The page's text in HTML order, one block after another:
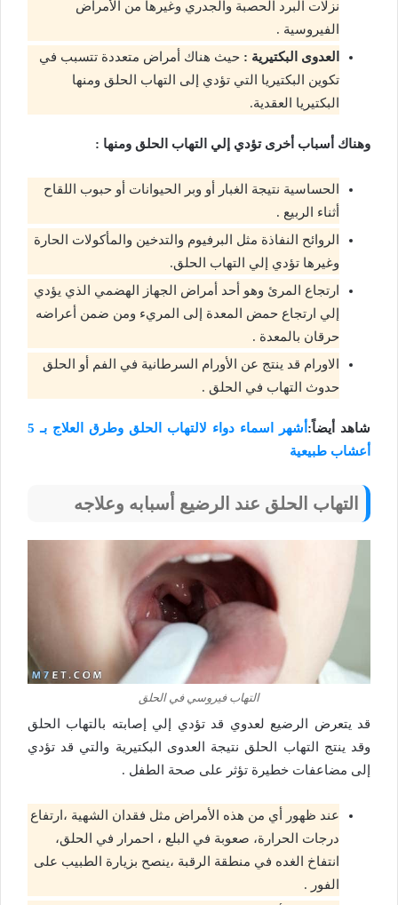
نزلات البرد الحصبة والجدري وغيرها من الأمراض
الفيروسية .
العدوى البكتيرية : حيث هناك أمراض متعددة تتسبب في
تكوين البكتيريا التي تؤدي إلى التهاب الحلق ومنها
البكتيريا العقدية.
وهناك أسباب أخرى تؤدي إلي التهاب الحلق ومنها :
الحساسية نتيجة الغبار أو وبر الحيوانات أو حبوب اللقاح
أثناء الربيع .
الروائح النفاذة مثل البرفيوم والتدخين والمأكولات الحارة
وغيرها تؤدي إلي التهاب الحلق.
ارتجاع المرئ وهو أحد أمراض الجهاز الهضمي الذي يؤدي
إلي ارتجاع حمض المعدة إلى المريء ومن ضمن أعراضه
حرقان بالمعدة .
الاورام قد ينتج عن الأورام السرطانية في الفم أو الحلق
حدوث التهاب في الحلق .
شاهد أيضاً:
أشهر اسماء دواء لالتهاب الحلق وطرق العلاج بـ 5
أعشاب طبيعية
التهاب الحلق عند الرضيع أسبابه وعلاجه
التهاب فيروسي في الحلق
قد يتعرض الرضيع لعدوي قد تؤدي إلي إصابته بالتهاب الحلق
وقد ينتج التهاب الحلق نتيجة العدوى البكتيرية والتي قد تؤدي
إلى مضاعفات خطيرة تؤثر على صحة الطفل .
عند ظهور أي من هذه الأمراض مثل فقدان الشهية ،ارتفاع
درجات الحرارة، صعوبة في البلع ، احمرار في الحلق،
انتفاخ الغده في منطقة الرقبة ،ينصح بزيارة الطبيب على
الفور .